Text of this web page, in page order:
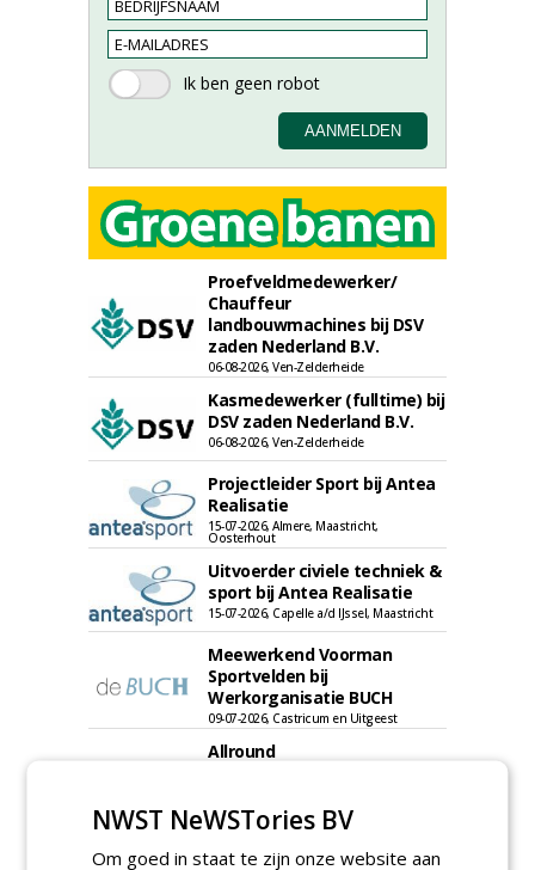
Proefveldmedewerker/
Chauffeur
landbouwmachines bij DSV
zaden Nederland B.V.
06-08-2026, Ven-Zelderheide
Kasmedewerker (fulltime) bij
DSV zaden Nederland B.V.
06-08-2026, Ven-Zelderheide
Projectleider Sport bij Antea
Realisatie
15-07-2026, Almere, Maastricht,
Oosterhout
Uitvoerder civiele techniek &
sport bij Antea Realisatie
15-07-2026, Capelle a/d IJssel, Maastricht
Meewerkend Voorman
Sportvelden bij
Werkorganisatie BUCH
09-07-2026, Castricum en Uitgeest
Allround
Nederland B.V.
NWST NeWSTories BV
Om goed in staat te zijn onze website aan